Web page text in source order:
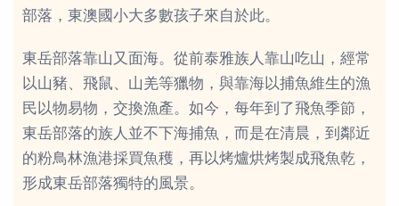
部落，東澳國小大多數孩子來自於此。
東岳部落靠山又面海。從前泰雅族人靠山吃山，經常
以山豬、飛鼠、山羌等獵物，與靠海以捕魚維生的漁
民以物易物，交換漁產。如今，每年到了飛魚季節，
東岳部落的族人並不下海捕魚，而是在清晨，到鄰近
的粉鳥林漁港採買魚穫，再以烤爐烘烤製成飛魚乾，
形成東岳部落獨特的風景。